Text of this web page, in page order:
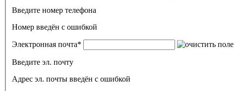
Введите номер телефона
Номер введён c ошибкой
Электронная почта*
Введите эл. почту
Адрес эл. почты введён с ошибкой